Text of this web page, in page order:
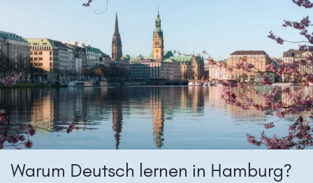
Warum Deutsch lernen in Hamburg?